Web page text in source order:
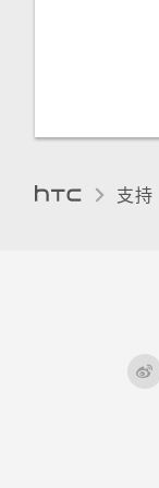
支持